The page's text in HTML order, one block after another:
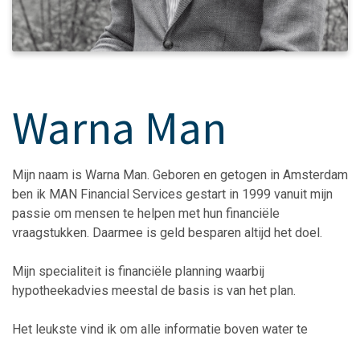
Warna Man
Mijn naam is Warna Man. Geboren en getogen in Amsterdam
ben ik MAN Financial Services gestart in 1999 vanuit mijn
passie om mensen te helpen met hun financiële
vraagstukken. Daarmee is geld besparen altijd het doel.
Mijn specialiteit is financiële planning waarbij
hypotheekadvies meestal de basis is van het plan.
Het leukste vind ik om alle informatie boven water te